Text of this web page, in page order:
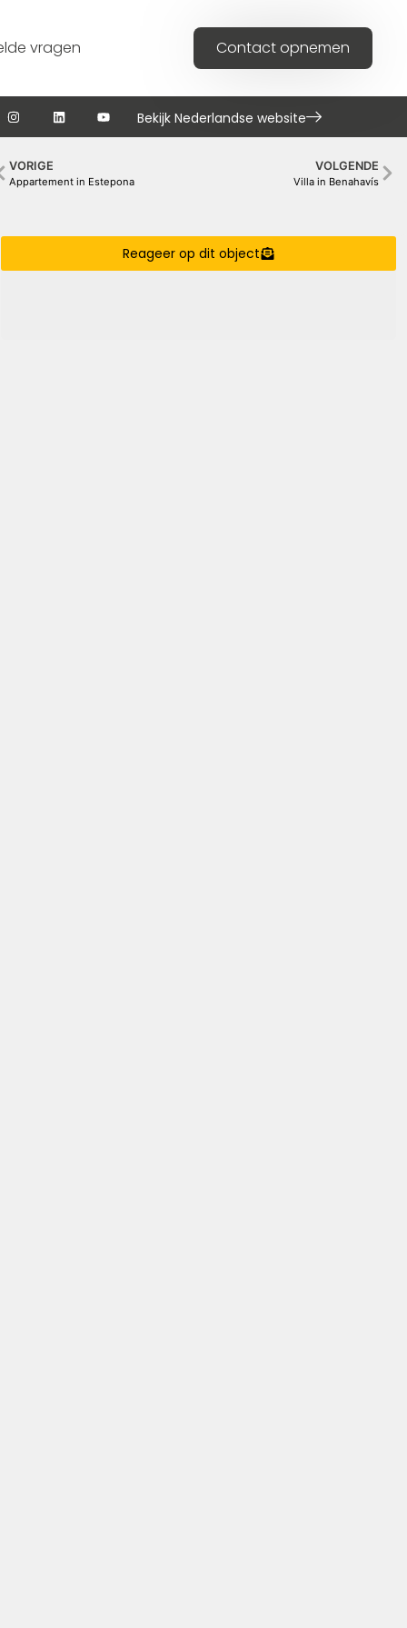
vragen Contact opnemen
Bekijk Nederlandse website
VORIGE
Appartement in Estepona
VOLGENDE
Villa in Benahavís
Reageer op dit object